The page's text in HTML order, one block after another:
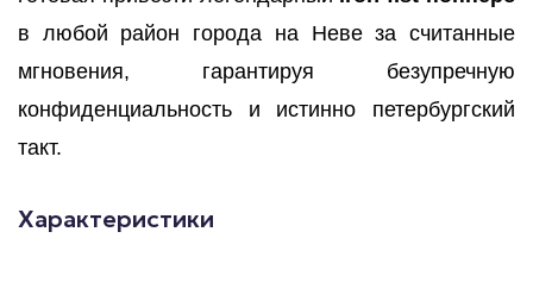
в любой район города на Неве за считанные
мгновения, гарантируя безупречную
конфиденциальность и истинно петербургский
такт.
Характеристики